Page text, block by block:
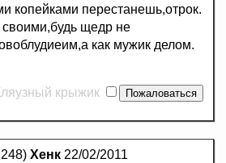
копейками перестанешь,отрок.
щедр не
как мужик делом.
крыжик
Хенк 22/02/2011